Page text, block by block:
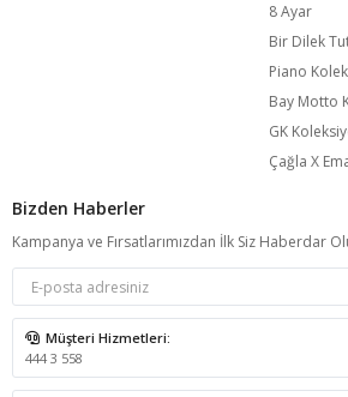
8 Ayar
Bir Dilek
Piano
Bay Motto
GK
Çağla X
Bizden Haberler
Kampanya ve Fırsatlarımızdan İlk Siz Haberdar
Müşteri Hizmetleri:
444 3 558